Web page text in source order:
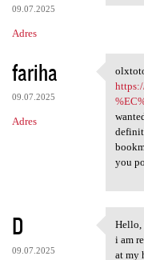
09.07.2025
Adres
fariha
09.07.2025
Adres
you
D
09.07.2025
Hello,
Hello,
i am
at my